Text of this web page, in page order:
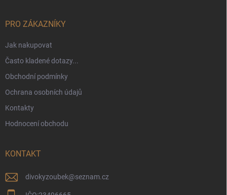
PRO ZÁKAZNÍKY
Jak nakupovat
Často kladené dotazy...
Obchodní podmínky
Ochrana osobních údajů
Kontakty
Hodnocení obchodu
KONTAKT
divokyzoubek@seznam.cz